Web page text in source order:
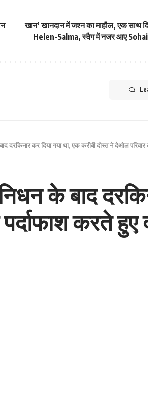
खान’ खानदान में जश्न का माहौल, एक साथ
Helen-Salma, स्वैग में नजर आए
दरकिनार कर दिया गया था, एक करीबी दोस्त ने देओल परिवार
के बाद
करते हुए